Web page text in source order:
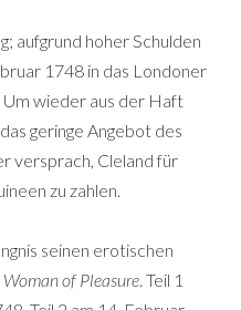
aufgrund hoher Schulden
1748 in das Londoner
wieder aus der Haft
geringe Angebot des
versprach, Cleland für
zu zahlen.
seinen erotischen
of Pleasure. Teil 1